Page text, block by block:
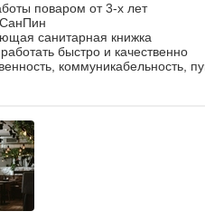
поваром от 3-х лет
санитарная книжка
быстро и качественно
коммуникабельность,